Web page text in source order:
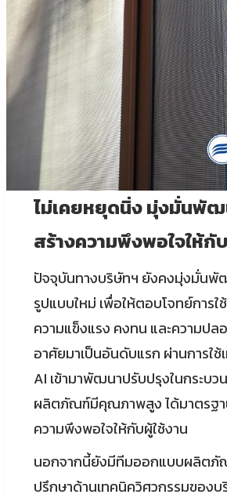
ไม่เคยหยุดนิ่ง มุ่งมั่นพัฒ
สร้างความพึงพอใจให้กั
ปัจจุบันทางบริษัทฯ ยังคงมุ่งมั่น
รูปแบบใหม่ เพื่อให้ตอบโจทย์การใ
ความแข็งแรง คงทน และความป
อาศัยมาเป็นอันดับแรก ผ่านการใช้
AI เข้ามาพัฒนาปรับปรุงในกระบว
ผลิตภัณฑ์มีคุณภาพสูง ได้มาตรฐา
ความพึงพอใจให้กับผู้ใช้งาน
นอกจากนี้ยังมีทีมออกแบบผลิตภั
ปรึกษาด้านเทคนิควิศวกรรมของบ